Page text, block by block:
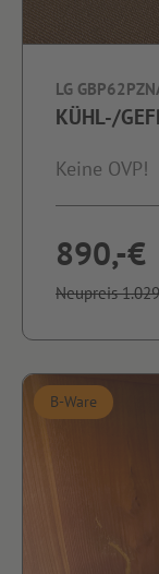
LG
KÜHL-/
Keine OVP!
890,-€
Neupreis
B-Ware